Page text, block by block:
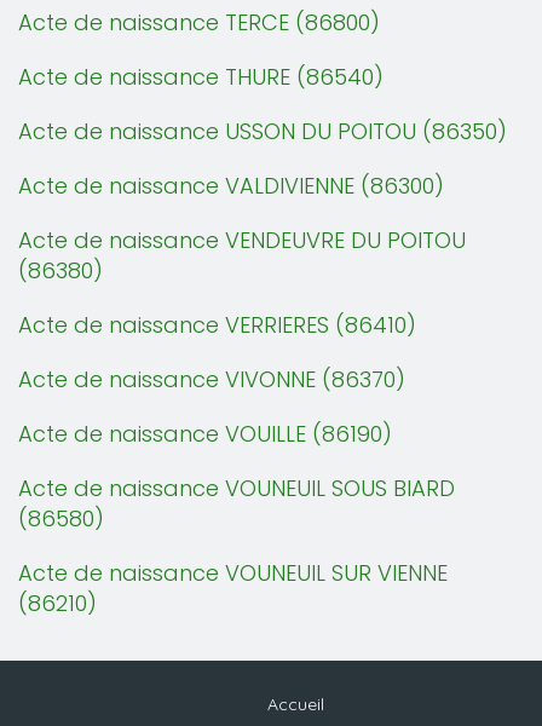
Acte de naissance TERCE (86800)
Acte de naissance THURE (86540)
Acte de naissance USSON DU POITOU (86350)
Acte de naissance VALDIVIENNE (86300)
Acte de naissance VENDEUVRE DU POITOU
(86380)
Acte de naissance VERRIERES (86410)
Acte de naissance VIVONNE (86370)
Acte de naissance VOUILLE (86190)
Acte de naissance VOUNEUIL SOUS BIARD
(86580)
Acte de naissance VOUNEUIL SUR VIENNE
(86210)
Accueil